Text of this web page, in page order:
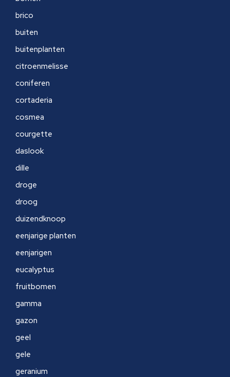
brico
buiten
buitenplanten
citroenmelisse
coniferen
cortaderia
cosmea
courgette
daslook
dille
droge
droog
duizendknoop
eenjarige planten
eenjarigen
eucalyptus
fruitbomen
gamma
gazon
geel
gele
geranium